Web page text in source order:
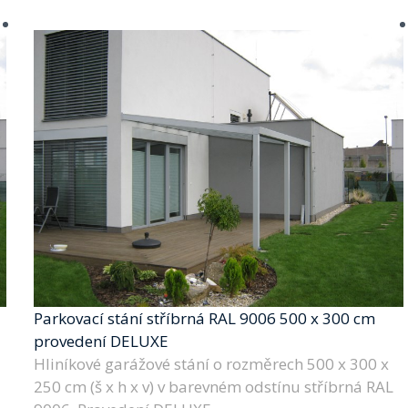
Parkovací stání stříbrná RAL 9006 500 x 300 cm
provedení DELUXE
Hliníkové garážové stání o rozměrech 500 x 300 x
250 cm (š x h x v) v barevném odstínu stříbrná RAL